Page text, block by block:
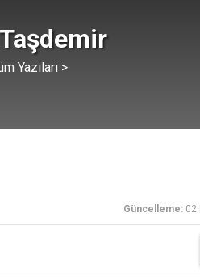
Yazıları >
Güncelleme: 02